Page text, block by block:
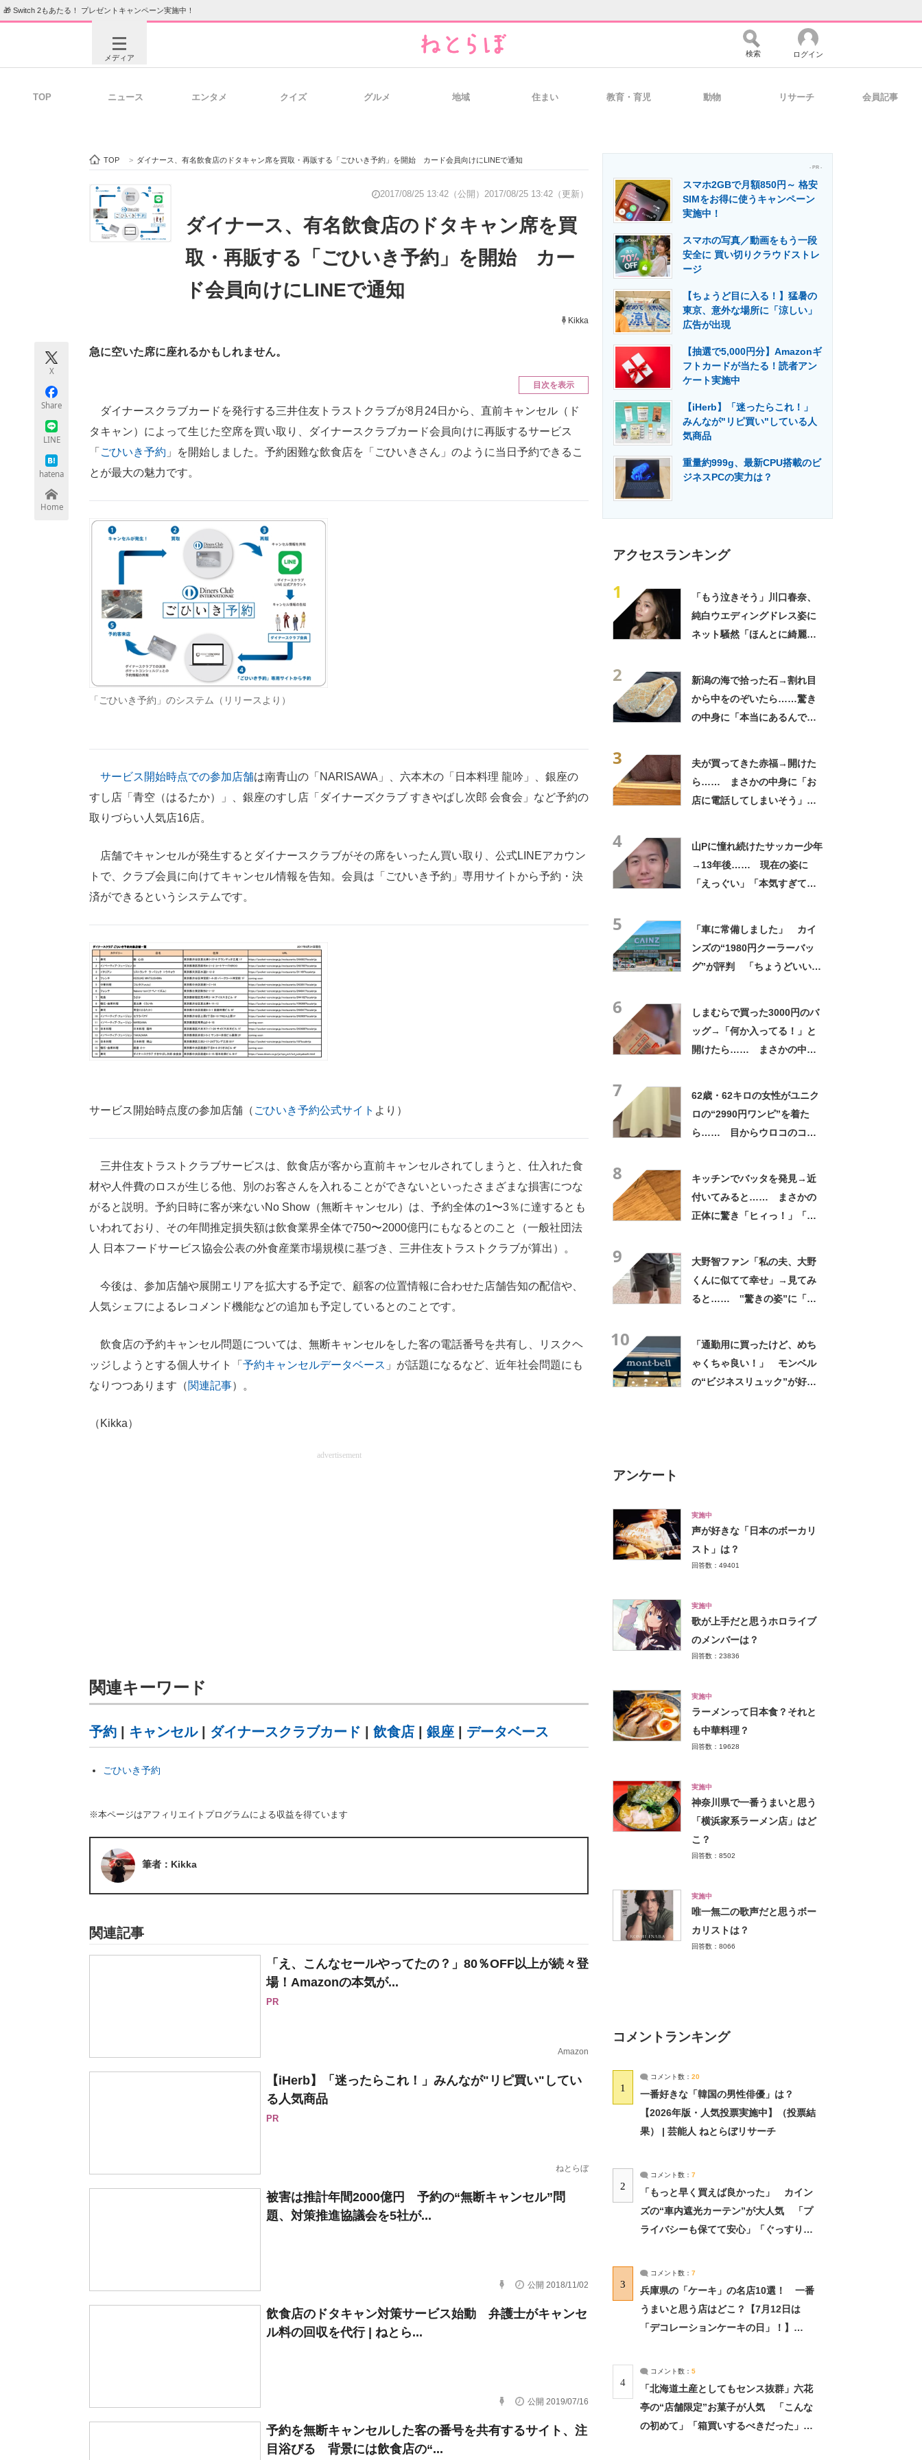
🎁 Switch 2もあたる！ プレゼントキャンペーン実施中！
メディア
ビジネスと働き方のヒント 経営リーダーのコミュニティ マーケ×ITの今がよく分かる
ITエンジニア向け専門サイト 企業向けIT製品の総合サイト IT製品の技術・比較・事例 製造業のIT導入・活用を支援
エネルギーの専門メディア 建設×テクノロジーの最前線
検索 ログイン
TOP ニュース エンタメ クイズ グルメ 地域 住まい 教育・育児 動物 リサーチ 会員記事
TOP > ダイナース、有名飲食店のドタキャン席を買取・再販する「ごひいき予約」を開始 カード会員向けにLINEで通知
2017/08/25 13:42（公開） 2017/08/25 13:42（更新）
ダイナース、有名飲食店のドタキャン席を買
取・再販する「ごひいき予約」を開始 カー
ド会員向けにLINEで通知
Kikka
X
Share
LINE
hatena
Home
急に空いた席に座れるかもしれません。
目次を表示
ダイナースクラブカードを発行する三井住友トラストクラブが8月24日から、直前キャンセル（ド
タキャン）によって生じた空席を買い取り、ダイナースクラブカード会員向けに再販するサービス
「 ごひいき予約 」を開始しました。予約困難な飲食店を「ごひいきさん」のように当日予約できるこ
とが最大の魅力です。
「ごひいき予約」のシステム（リリースより）
サービス開始時点での参加店舗は南青山の「NARISAWA」、六本木の「日本料理 龍吟」、銀座の
すし店「青空（はるたか）」、銀座のすし店「ダイナーズクラブ すきやばし次郎 会食会」など予約の
取りづらい人気店16店。
店舗でキャンセルが発生するとダイナースクラブがその席をいったん買い取り、公式LINEアカウン
トで、クラブ会員に向けてキャンセル情報を告知。会員は「ごひいき予約」専用サイトから予約・決
済ができるというシステムです。
サービス開始時点度の参加店舗（ ごひいき予約公式サイト より）
三井住友トラストクラブサービスは、飲食店が客から直前キャンセルされてしまうと、仕入れた食
材や人件費のロスが生じる他、別のお客さんを入れることができないといったさまざまな損害につな
がると説明。予約日時に客が来ないNo Show（無断キャンセル）は、予約全体の1〜3％に達するとも
いわれており、その年間推定損失額は飲食業界全体で750〜2000億円にもなるとのこと（一般社団法
人 日本フードサービス協会公表の外食産業市場規模に基づき、三井住友トラストクラブが算出）。
今後は、参加店舗や展開エリアを拡大する予定で、顧客の位置情報に合わせた店舗告知の配信や、
人気シェフによるレコメンド機能などの追加も予定しているとのことです。
飲食店の予約キャンセル問題については、無断キャンセルをした客の電話番号を共有し、リスクヘ
ッジしようとする個人サイト「 予約キャンセルデータベース 」が話題になるなど、近年社会問題にも
なりつつあります（関連記事）。
（Kikka）
advertisement
関連キーワード
予約 キャンセル| ダイナースクラブカード 飲食店 銀座 データベース
ごひいき予約
※本ページはアフィリエイトプログラムによる収益を得ています
筆者：Kikka
関連記事
「え、こんなセールやってたの？」80％OFF以上が続々登
場！Amazonの本気が...
PR
Amazon
【iHerb】「迷ったらこれ！」みんなが"リピ買い"してい
る人気商品
PR
ねとらぼ
被害は推計年間2000億円 予約の“無断キャンセル”問
題、対策推進協議会を5社が...
公開 2018/11/02
飲食店のドタキャン対策サービス始動 弁護士がキャンセ
ル料の回収を代行 | ねとら...
公開 2019/07/16
予約を無断キャンセルした客の番号を共有するサイト、注
目浴びる 背景には飲食店の“...
- PR -
スマホ2GBで月額850円～ 格安
SIMをお得に使うキャンペーン
実施中！
スマホの写真／動画をもう一段
安全に 買い切りクラウドストレ
ージ
【ちょうど目に入る！】猛暑の
東京、意外な場所に「涼しい」
広告が出現
【抽選で5,000円分】Amazonギ
フトカードが当たる！読者アン
ケート実施中
【iHerb】「迷ったらこれ！」
みんなが"リピ買い"している人
気商品
重量約999g、最新CPU搭載のビ
ジネスPCの実力は？
アクセスランキング
1
「もう泣きそう」川口春奈、
純白ウエディングドレス姿に
ネット騒然「ほんとに綺麗」
2
新潟の海で拾った石→割れ目
から中をのぞいたら……驚き
の中身に「本当にあるんです
3
夫が買ってきた赤福→開けた
ら…… まさかの中身に「お
店に電話してしまいそう」
4
山Pに憧れ続けたサッカー少年
→13年後…… 現在の姿に
「えっぐい」「本気すぎて尊
5
「車に常備しました」 カイ
ンズの“1980円クーラーバッ
グ”が評判 「ちょうどいい大
6
しまむらで買った3000円のバ
ッグ→「何か入ってる！」と
開けたら…… まさかの中身
7
62歳・62キロの女性がユニク
ロの“2990円ワンピ”を着た
ら…… 目からウロコのコー
8
キッチンでバッタを発見→近
付いてみると…… まさかの
正体に驚き「ヒィっ！」「心
9
大野智ファン「私の夫、大野
くんに似てて幸せ」→見てみ
ると…… ‟驚きの姿”に「最
10
「通勤用に買ったけど、めち
ゃくちゃ良い！」 モンベル
の“ビジネスリュック”が好
アンケート
実施中
声が好きな「日本のボーカリ
スト」は？
回答数：49401
実施中
歌が上手だと思うホロライブ
のメンバーは？
回答数：23836
実施中
ラーメンって日本食？それと
も中華料理？
回答数：19628
実施中
神奈川県で一番うまいと思う
「横浜家系ラーメン店」はど
こ？
回答数：8502
実施中
唯一無二の歌声だと思うボー
カリストは？
回答数：8066
コメントランキング
1
コメント数： 20
一番好きな「韓国の男性俳優」は？
【2026年版・人気投票実施中】（投票結
果） | 芸能人 ねとらぼリサーチ
2
コメント数： 7
「もっと早く買えば良かった」 カイン
ズの“車内遮光カーテン”が大人気 「プ
ライバシーも保てて安心」「ぐっすり眠
3
コメント数： 7
兵庫県の「ケーキ」の名店10選！ 一番
うまいと思う店はどこ？【7月12日は
「デコレーションケーキの日」！】
4
コメント数： 5
「北海道土産としてもセンス抜群」六花
亭の“店舗限定”お菓子が人気 「こんな
の初めて」「箱買いするべきだった」